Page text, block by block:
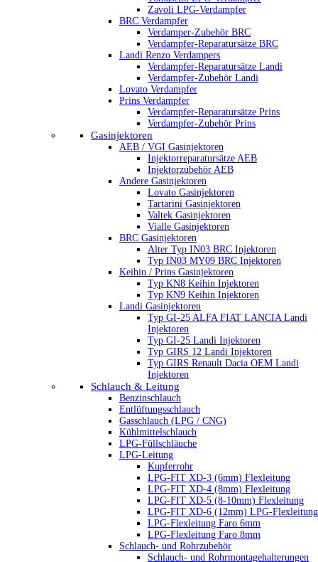
Zavoli LPG-Verdampfer
BRC Verdampfer
Verdamper-Zubehör BRC
Verdampfer-Reparatursätze BRC
Landi Renzo Verdampers
Verdampfer-Reparatursätze Landi
Verdampfer-Zubehör Landi
Lovato Verdampfer
Prins Verdampfer
Verdampfer-Reparatursätze Prins
Verdampfer-Zubehör Prins
Gasinjektoren
AEB / VGI Gasinjektoren
Injektorreparatursätze AEB
Injektorzubehör AEB
Andere Gasinjektoren
Lovato Gasinjektoren
Tartarini Gasinjektoren
Valtek Gasinjektoren
Vialle Gasinjektoren
BRC Gasinjektoren
Alter Typ IN03 BRC Injektoren
Typ IN03 MY09 BRC Injektoren
Keihin / Prins Gasinjektoren
Typ KN8 Keihin Injektoren
Typ KN9 Keihin Injektoren
Landi Gasinjektoren
Typ GI-25 ALFA FIAT LANCIA Landi
Injektoren
Typ GI-25 Landi Injektoren
Typ GIRS 12 Landi Injektoren
Typ GIRS Renault Dacia OEM Landi
Injektoren
Schlauch & Leitung
Benzinschlauch
Entlüftungsschlauch
Gasschlauch (LPG / CNG)
Kühlmittelschlauch
LPG-Füllschläuche
LPG-Leitung
Kupferrohr
LPG-FIT XD-3 (6mm) Flexleitung
LPG-FIT XD-4 (8mm) Flexleitung
LPG-FIT XD-5 (8-10mm) Flexleitung
LPG-FIT XD-6 (12mm) LPG-Flexleitung
LPG-Flexleitung Faro 6mm
LPG-Flexleitung Faro 8mm
Schlauch- und Rohrzubehör
Schlauch- und Rohrmontagehalterungen